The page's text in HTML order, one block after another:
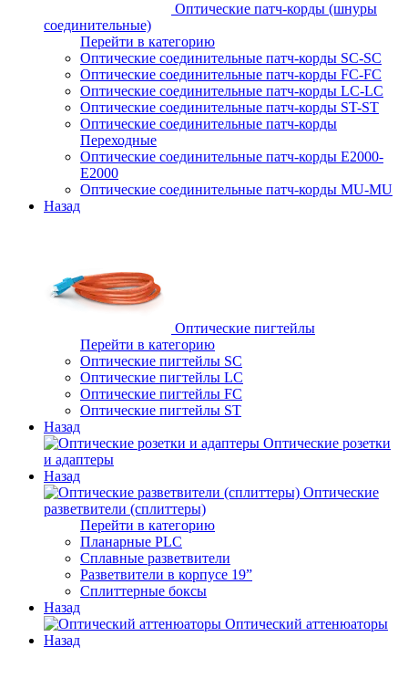
Оптические патч-корды (шнуры
соединительные)
Перейти в категорию
Оптические соединительные патч-корды SC-SC
Оптические соединительные патч-корды FC-FC
Оптические соединительные патч-корды LC-LC
Оптические соединительные патч-корды ST-ST
Оптические соединительные патч-корды
Переходные
Оптические соединительные патч-корды E2000-
E2000
Оптические соединительные патч-корды MU-MU
Назад
Оптические пигтейлы
Перейти в категорию
Оптические пигтейлы SC
Оптические пигтейлы LC
Оптические пигтейлы FC
Оптические пигтейлы ST
Назад
Оптические розетки
и адаптеры
Назад
Оптические
разветвители (сплиттеры)
Перейти в категорию
Планарные PLC
Сплавные разветвители
Разветвители в корпусе 19”
Сплиттерные боксы
Назад
Оптический аттенюаторы
Назад